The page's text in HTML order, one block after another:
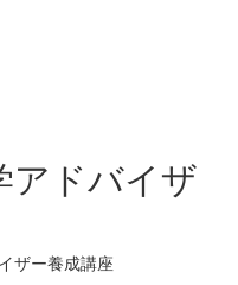
アドバイザ
ザー養成講座